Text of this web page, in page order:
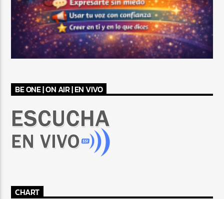
BE ONE | ON AIR | EN VIVO
CHART